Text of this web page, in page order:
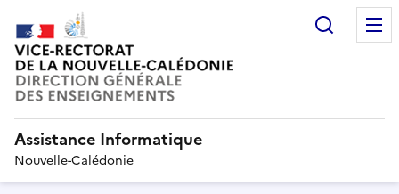
Assistance Informatique
Nouvelle-Calédonie